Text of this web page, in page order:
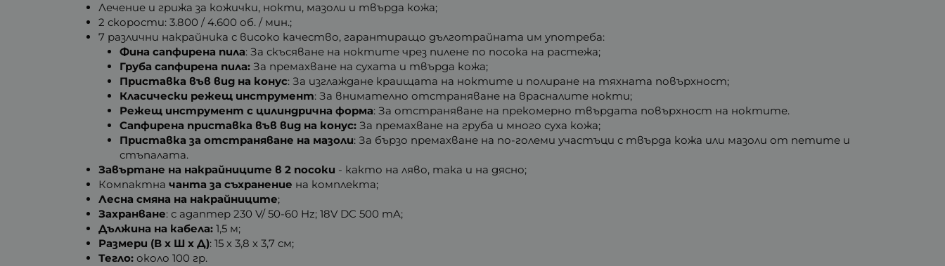
Лечение и грижа за кожички, нокти, мазоли и твърда кожа;
2 скорости: 3.800 / 4.600 об. / мин.;
7 различни накрайника с високо качество, гарантиращо дълготрайната им употреба:
Фина сапфирена пила: За скъсяване на ноктите чрез пилене по посока на растежа;
Груба сапфирена пила: За премахване на сухата и твърда кожа;
Приставка във вид на конус: За изглаждане краищата на ноктите и полиране на тяхната повърхност;
Класически режещ инструмент: За внимателно отстраняване на врасналите нокти;
Режещ инструмент с цилиндрична форма: За отстраняване на прекомерно твърдата повърхност на ноктите.
Сапфирена приставка във вид на конус: За премахване на груба и много суха кожа;
Приставка за отстраняване на мазоли: За бързо премахване на по-големи участъци с твърда кожа или мазоли от петите и
стъпалата.
Завъртане на накрайниците в 2 посоки - както на ляво, така и на дясно;
Компактначанта за съхранение на комплекта;
Лесна смяна на накрайниците;
Захранване: с адаптер 230 V/ 50-60 Hz; 18V DC 500 mA;
Дължина на кабела: 1,5 м;
Размери (В х Ш х Д): 15 х 3,8 х 3,7 см;
Тегло: около 100 гр.